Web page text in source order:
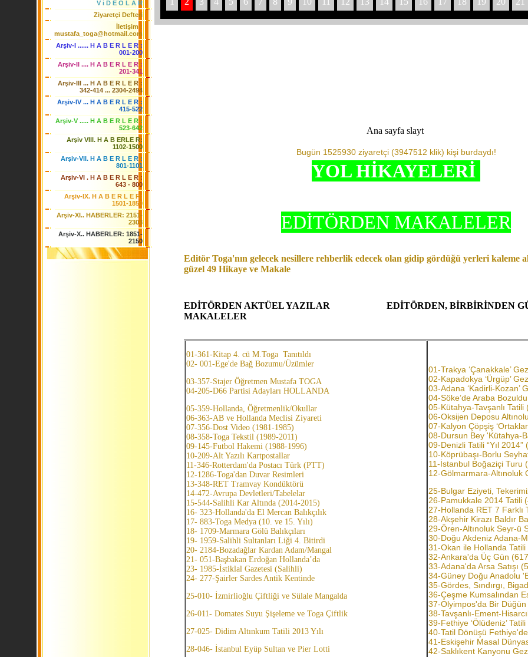
V i D E O L A R
Ziyaretçi Defteri
İletişim :
mustafa_toga@hotmail.com
Arşiv-I ...... H A B E R L E R :
001-200
Arşiv-II .... H A B E R L E R :
201-341
Arşiv-III ... H A B E R L E R :
342-414 ... 2304-2494
Arşiv-IV ... H A B E R L E R :
415-522
Arşiv-V ..... H A B E R L E R :
523-642
Arşiv VIII. H A B ERLE R:
1102-1500
Arşiv-VII. H A B E R L E R :
801-1101
Arşiv-VI . H A B E R L E R :
643 - 800
Arşiv-IX. H A B E R L E R:
1501-1850
Arşiv-XI.. HABERLER: 2151-
2303
Arşiv-X.. HABERLER: 1851-
2150
Ana sayfa slayt
YOL HİKAYELERİ
EDİTÖRDEN MAKALELER
Editör Toga'nın gelecek nesillere rehberlik edecek olan gidip gördüğü yerleri kaleme
güzel 49 Hikaye ve Makale
EDİTÖRDEN AKTÜEL YAZILAR EDİTÖRDEN, BİRBİRİNDEN
MAKALELER
01-361-Kitap 4. cü M.Toga Tanıtıldı
02- 001-Ege'de Bağ Bozumu/Üzümler
03-357-Stajer Öğretmen Mustafa TOGA
04-205-D66 Partisi Adayları HOLLANDA
05-359-Hollanda, Öğretmenlik/Okullar
06-363-AB ve Hollanda Meclisi Ziyareti
07-356-Dost Video (1981-1985)
08-358-Toga Tekstil (1989-2011)
09-145-Futbol Hakemi (1988-1996)
10-209-Alt Yazılı Kartpostallar
11-346-Rotterdam'da Postacı Türk (PTT)
12-1286-Toga'dan Duvar Resimleri
13-348-RET Tramvay Kondüktörü
14-472-Avrupa Devletleri/Tabelelar
15-544-Salihli Kar Altında (2014-2015)
16- 323-Hollanda'da El Mercan Balıkçılık
17- 883-Toga Medya (10. ve 15. Yılı)
18- 1709-Marmara Gölü Balıkçıları
19- 1959-Salihli Sultanları Liği 4. Bitirdi
20- 2184-Bozadağlar Kardan Adam/Mangal
21- 051-Başbakan Erdoğan Hollanda’da
23- 1985-İstiklal Gazetesi (Salihli)
24- 277-Şairler Sardes Antik Kentinde
25-010- İzmirlioğlu Çiftliği ve Sülale Mangalda
26-011- Domates Suyu Şişeleme ve Toga Çiftlik
27-025- Didim Altınkum Tatili 2013 Yılı
28-046- İstanbul Eyüp Sultan ve Pier Lotti
01-Trakya ‘Çanakkale’
02-Kapadokya ‘Ürgüp’
03-Adana ‘Kadirli-Kozan’
04-Söke’de Araba
05-Kütahya-Tavşanlı Tatili
06-Oksijen Deposu
07-Kalyon Çöpşiş
08-Dursun Bey 'Kütahya-
09-Denizli Tatili “Yıl 2014”
10-Köprübaşı-Borlu
11-İstanbul Boğaziçi Turu
12-Gölmarmara-Altınoluk
25-Bulgar Eziyeti,
26-Pamukkale 2014 Tatili
27-Hollanda RET 7 Farklı
28-Akşehir Kirazı Baldır
29-Ören-Altınoluk Seyr-ü
30-Doğu Akdeniz Adana-
31-Okan ile Hollanda Tatili
32-Ankara'da Üç Gün
33-Adana'da Arsa Satışı
34-Güney Doğu Anadolu
35-Gördes, Sındırgı,
36-Çeşme Kumsalından
37-Olyimpos'da Bir
38-Tavşanlı-Ement-
39-Fethiye ‘Ölüdeniz’
40-Tatil Dönüşü
41-Eskişehir Masal
42-Saklıkent Kanyonu
Bugün 1525930 ziyaretçi (3947512 klik) kişi burdaydı!